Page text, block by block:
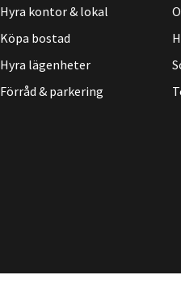
Hyra kontor & lokal
Köpa bostad
Hyra lägenheter
Förråd & parkering